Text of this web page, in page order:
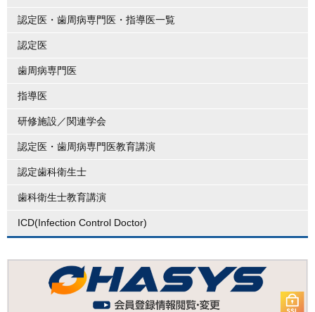
認定医・歯周病専門医・指導医一覧
認定医
歯周病専門医
指導医
研修施設／関連学会
認定医・歯周病専門医教育講演
認定歯科衛生士
歯科衛生士教育講演
ICD(Infection Control Doctor)